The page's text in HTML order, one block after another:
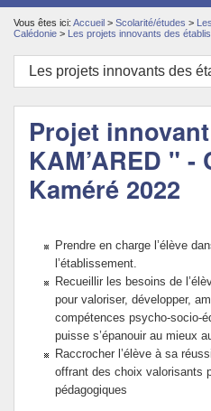
Vice-rectorat
Scolarité/études
Enseignements
Examens/Concours
Politique Éducative
Vous êtes ici: Accueil > Scolarité/études >
Calédonie > Les projets innovants des
Les projets innovants des
Projet
KAM’ARED " -
Kaméré 2022
Prendre en charge l’élève
l’établissement.
Recueillir les besoins de
pour valoriser, développer,
compétences psycho-socio-
puisse s’épanouir au mieux
Raccrocher l’élève à sa
offrant des choix valorisants
pédagogiques